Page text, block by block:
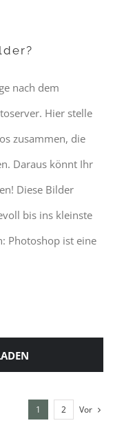
nach dem
Hier stelle
zusammen, die
Daraus könnt Ihr
Diese Bilder
bis ins kleinste
Photoshop ist eine
1 2 Vor